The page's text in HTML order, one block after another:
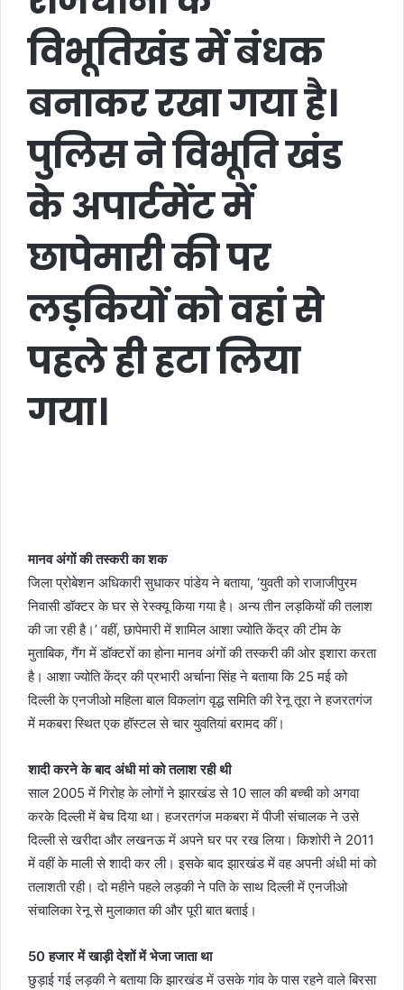
विभूतिखंड में बंधक
बनाकर रखा गया है।
पुलिस ने विभूति खंड
के अपार्टमेंट में
छापेमारी की पर
लड़कियों को वहां से
पहले ही हटा लिया
गया।
मानव अंगों की तस्करी का शक
जिला प्रोबेशन अधिकारी सुधाकर पांडेय ने बताया, ‘युवती को राजाजीपुरम
निवासी डॉक्टर के घर से रेस्क्यू किया गया है। अन्य तीन लड़कियों की तलाश
की जा रही है।’ वहीं, छापेमारी में शामिल आशा ज्योति केंद्र की टीम के
मुताबिक, गैंग में डॉक्टरों का होना मानव अंगों की तस्करी की ओर इशारा करता
है। आशा ज्योति केंद्र की प्रभारी अर्चाना सिंह ने बताया कि 25 मई को
दिल्ली के एनजीओ महिला बाल विकलांग वृद्ध समिति की रेनू तूरा ने हजरतगंज
में मकबरा स्थित एक हॉस्टल से चार युवतियां बरामद कीं।
शादी करने के बाद अंधी मां को तलाश रही थी
साल 2005 में गिरोह के लोगों ने झारखंड से 10 साल की बच्ची को अगवा
करके दिल्ली में बेच दिया था। हजरतगंज मकबरा में पीजी संचालक ने उसे
दिल्ली से खरीदा और लखनऊ में अपने घर पर रख लिया। किशोरी ने 2011
में वहीं के माली से शादी कर ली। इसके बाद झारखंड में वह अपनी अंधी मां को
तलाशती रही। दो महीने पहले लड़की ने पति के साथ दिल्ली में एनजीओ
संचालिका रेनू से मुलाकात की और पूरी बात बताई।
50हजार में खाड़ी देशों में भेजा जाता था
छुड़ाई गई लड़की ने बताया कि झारखंड में उसके गांव के पास रहने वाले बिरसा